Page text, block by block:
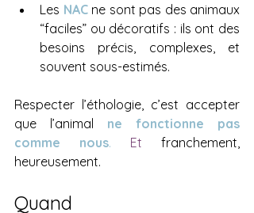
Les NAC ne sont pas des animaux
“faciles” ou décoratifs : ils ont des
besoins précis, complexes, et
souvent sous-estimés.
Respecter l’éthologie, c’est accepter
que l’animal ne fonctionne pas
comme nous. Et franchement,
heureusement.
Quand